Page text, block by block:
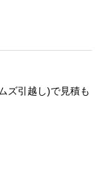
ズ引越し)で見積も